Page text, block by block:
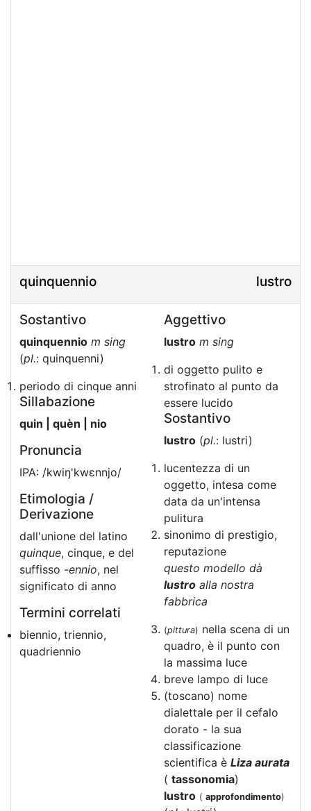
quinquennio lustro
Sostantivo
quinquennio m sing
(pl.: quinquenni)
periodo di cinque anni
Sillabazione
quin | quèn | nio
Pronuncia
IPA: /kwiŋ'kwɛnnjo/
Etimologia /
Derivazione
dall'unione del latino
quinque, cinque, e del
suffisso -ennio, nel
significato di anno
Termini correlati
biennio, triennio,
quadriennio
Aggettivo
lustro m sing
di oggetto pulito e
strofinato al punto da
essere lucido
Sostantivo
lustro (pl.: lustri)
lucentezza di un
oggetto, intesa come
data da un'intensa
pulitura
sinonimo di prestigio,
reputazione
questo modello dà
lustro alla nostra
fabbrica
(pittura) nella scena di un
quadro, è il punto con
la massima luce
breve lampo di luce
(toscano) nome
dialettale per il cefalo
dorato - la sua
classificazione
scientifica è Liza aurata
( tassonomia)
lustro ( approfondimento)